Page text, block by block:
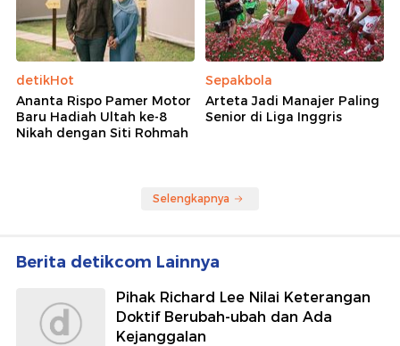
detikHot
Ananta Rispo Pamer Motor
Baru Hadiah Ultah ke-8
Nikah dengan Siti Rohmah
Sepakbola
Arteta Jadi Manajer Paling
Senior di Liga Inggris
Selengkapnya
Berita detikcom Lainnya
Pihak Richard Lee Nilai Keterangan
Doktif Berubah-ubah dan Ada
Kejanggalan